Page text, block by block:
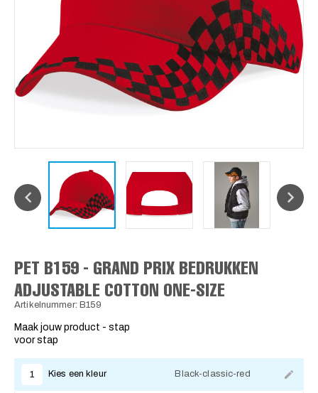
PET B159 - GRAND PRIX BEDRUKKEN
ADJUSTABLE COTTON ONE-SIZE
Artikelnummer: B159
Maak jouw product - stap
voor stap
1 Kies een kleur Black-classic-red